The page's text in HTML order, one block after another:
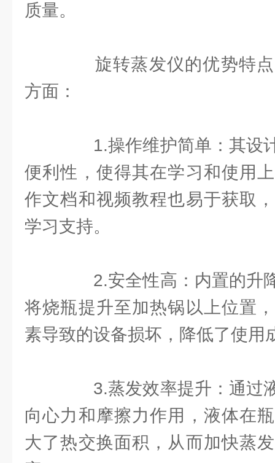
质量。
旋转蒸发仪的优势特点
方面：
1.操作维护简单：其设
便利性，使得其在学习和使用
作文档和视频教程也易于获取
学习支持。
2.安全性高：内置的升
将烧瓶提升至加热锅以上位置
素导致的设备损坏，降低了使用
3.蒸发效率提升：通过
向心力和摩擦力作用，液体在
大了热交换面积，从而加快蒸